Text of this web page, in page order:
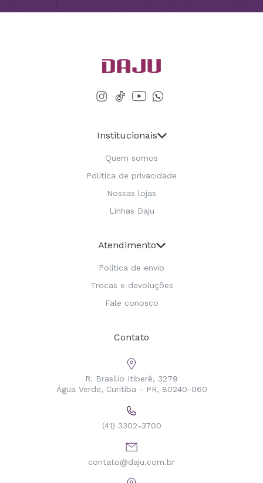
Institucionais
Quem somos
Política de privacidade
Nossas lojas
Linhas Daju
Atendimento
Política de envio
Trocas e devoluções
Fale conosco
Contato
R. Brasílio Itiberê, 3279
Água Verde, Curitiba - PR, 80240-060
(41) 3302-3700
contato@daju.com.br